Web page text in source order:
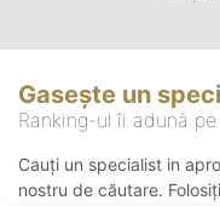
Gasește un
Ranking-ul îi adună
Cauți un specialist in
nostru de căutare.